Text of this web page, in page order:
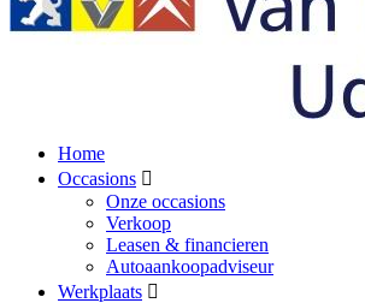
Home
Occasions
Onze occasions
Verkoop
Leasen & financieren
Autoaankoopadviseur
Werkplaats